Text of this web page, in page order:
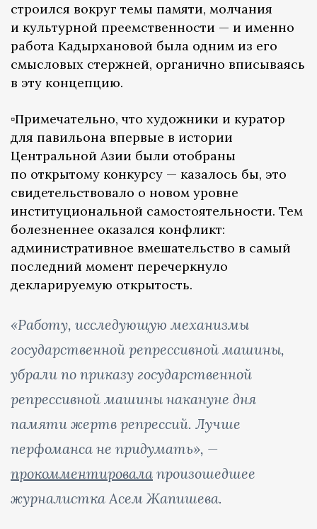
строился вокруг темы памяти, молчания
и культурной преемственности — и именно
работа Кадырхановой была одним из его
смысловых стержней, органично вписываясь
в эту концепцию.
▫️Примечательно, что художники и куратор
для павильона впервые в истории
Центральной Азии были отобраны
по открытому конкурсу — казалось бы, это
свидетельствовало о новом уровне
институциональной самостоятельности. Тем
болезненнее оказался конфликт:
административное вмешательство в самый
последний момент перечеркнуло
декларируемую открытость.
«Работу, исследующую механизмы
государственной репрессивной машины,
убрали по приказу государственной
репрессивной машины накануне дня
памяти жертв репрессий. Лучше
перфоманса не придумать», —
прокомментировала произошедшее
журналистка Асем Жапишева.